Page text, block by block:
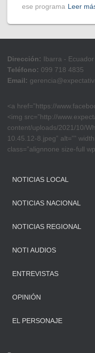
ese programa Leer
Dirección: Ibarra - Ecuador
Teléfono: 099 718 4835
Email:
<a href=”https://
<img src=”http://
content/uploads/2021/10/
10.45.12-8.jpeg” alt=””
class=”alignnone size-full
NOTICIAS LOCAL
NOTICIAS NACIONAL
NOTICIAS REGIONAL
NOTI AUDIOS
ENTREVISTAS
OPINIÓN
EL PERSONAJE
B